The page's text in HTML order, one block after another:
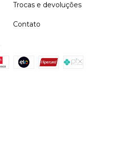
Trocas e devoluções
Contato